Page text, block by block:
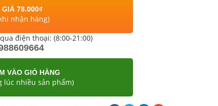
78.000₫
nhận hàng)
điện thoại: (8:00-21:00)
VÀO GIỎ HÀNG
lúc nhiều sản phẩm)